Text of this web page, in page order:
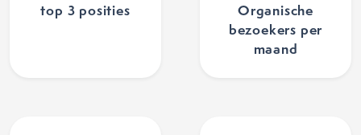
top 3 posities
Organische
bezoekers per
maand